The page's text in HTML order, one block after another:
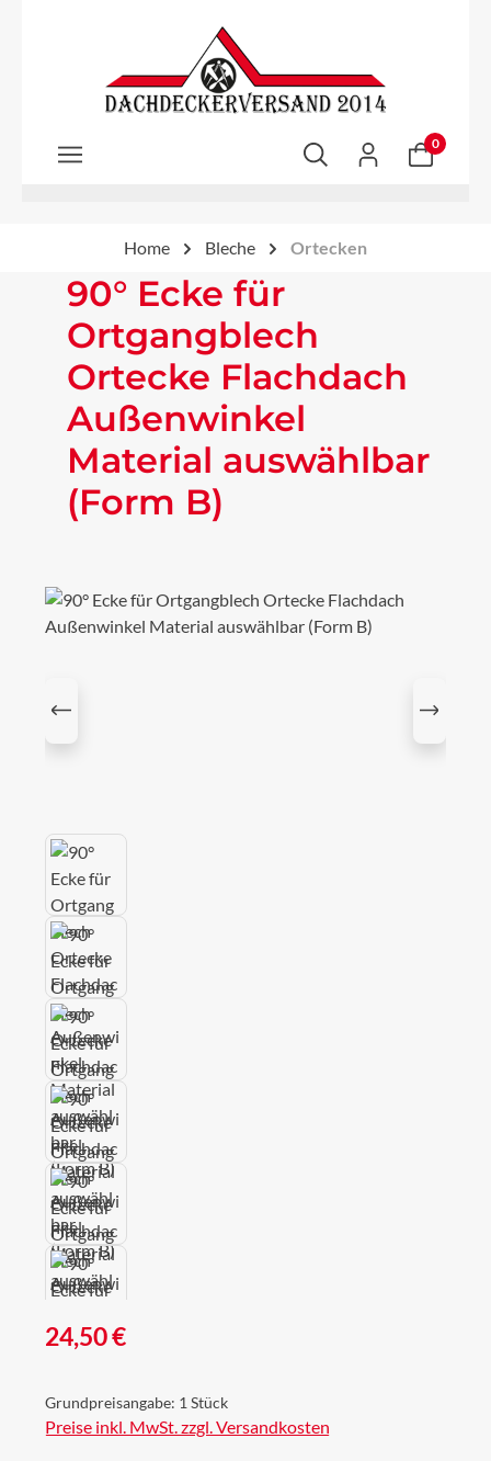
Zum Hauptinhalt springen
0
Home Bleche Ortecken
90° Ecke für
Ortgangblech
Ortecke Flachdach
Außenwinkel
Material auswählbar
(Form B)
Bildergalerie überspringen
Regulärer Preis:
24,50 €
Grundpreisangabe: 1 Stück
Preise inkl. MwSt. zzgl. Versandkosten